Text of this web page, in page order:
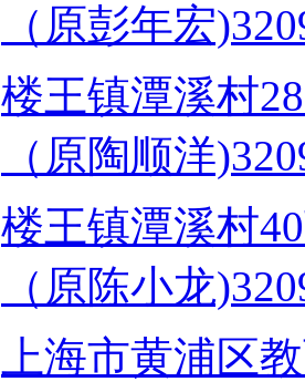
（原彭年宏
楼王镇潭溪村
（原陶顺洋
楼王镇潭溪村
（原陈小龙
上海市黄浦区